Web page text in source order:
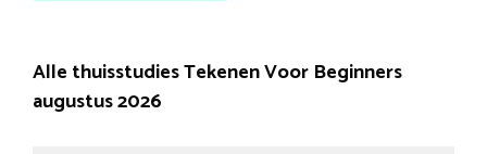
Alle thuisstudies Tekenen Voor Beginners
augustus 2026